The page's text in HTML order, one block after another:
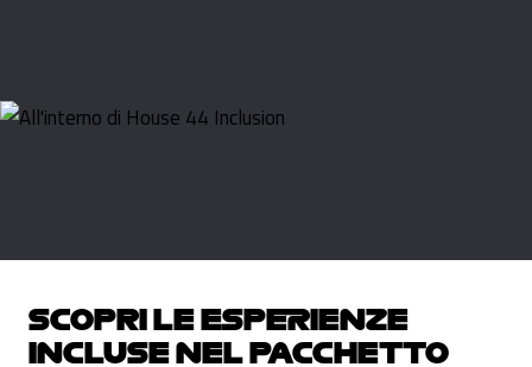
SCOPRI LE ESPERIENZE
INCLUSE NEL PACCHETTO